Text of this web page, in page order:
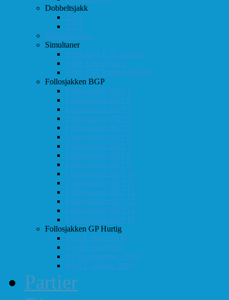
Dobbeltsjakk
2014
2015
Østlandsserien
Simultaner
2016: GM T. R. Hansen
1999: Leif Øgaard
1996: GM Predrag Nikolic
Follosjakken BGP
Follosjakken BGP 1
Follosjakken BGP 2
Follosjakken BGP 3
Follosjakken BGP 4
Follosjakken BGP 5
Follosjakken BGP 6
Follosjakken BGP 7
Follosjakken BGP 8
Follosjakken BGP 9
Follosjakken BGP 10
Follosjakken BGP 11
Follosjakken BGP 12
Follosjakken BGP 13
Follosjakken BGP 14
Follosjakken BGP 15
Follosjakken GP Hurtig
#1 (24. mars 2018)
#2 (19. mai 2018)
#3 (8. september 2018)
#4 (13. oktober 2018)
Partier